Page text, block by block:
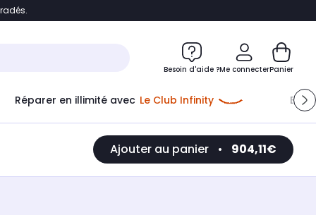
Accéder directement au chatbot
Besoin d'aide ?Me connecterPanier
Réparer en illimité avec Le Club Infinity
Ajouter au panier • 904,11€